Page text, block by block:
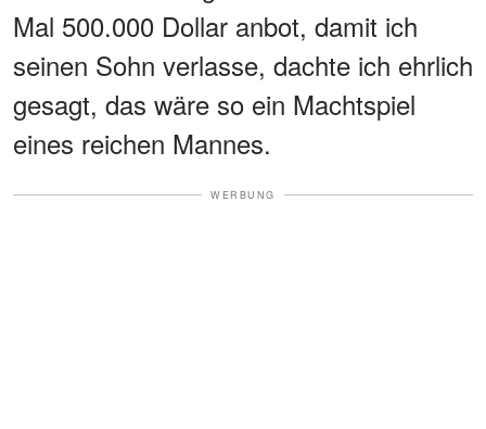
Mal 500.000 Dollar anbot, damit ich
seinen Sohn verlasse, dachte ich ehrlich
gesagt, das wäre so ein Machtspiel
eines reichen Mannes.
WERBUNG